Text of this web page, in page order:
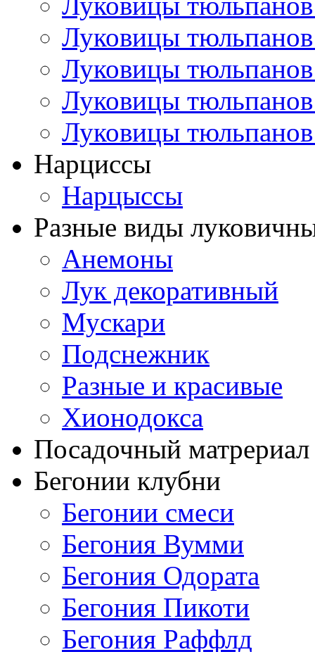
Луковицы
Луковицы
Луковицы
Луковицы
Нарциссы
Нарцыссы
Разные виды
Анемоны
Лук декоративный
Мускари
Подснежник
Разные и красивые
Хионодокса
Посадочный матрериал
Бегонии клубни
Бегонии смеси
Бегония Вумми
Бегония Одората
Бегония Пикоти
Бегония Раффлд